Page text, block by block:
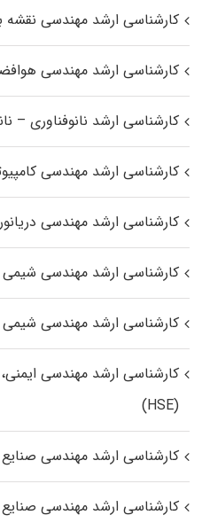
کارشناسی ارشد مهندسی نقشه
کارشناسی ارشد مهندسی
کارشناسی ارشد نانوفناوری –
کارشناسی ارشد مهندسی
کارشناسی ارشد مهندسی
کارشناسی ارشد مهندسی شیمی
کارشناسی ارشد مهندسی شیمی
کارشناسی ارشد مهندسی
(HSE)
کارشناسی ارشد مهندسی صنایع
کارشناسی ارشد مهندسی